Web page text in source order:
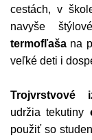
cestách, v
navyše
termofľaša na
veľké deti i
Trojvrstvové
udržia tekutiny
použiť so